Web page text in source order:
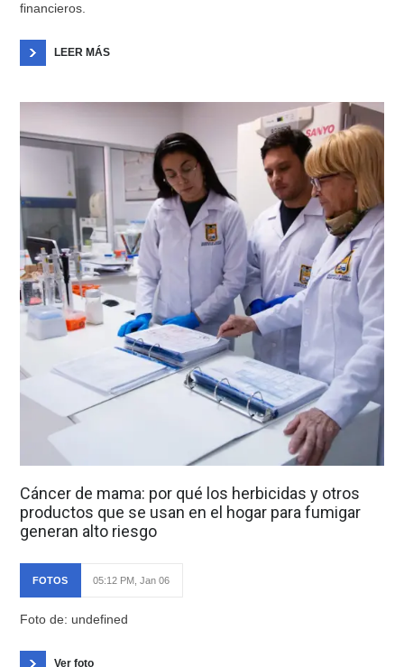
financieros.
LEER MÁS
Cáncer de mama: por qué los herbicidas y otros
productos que se usan en el hogar para fumigar
generan alto riesgo
FOTOS 05:12 PM, Jan 06
Foto de: undefined
Ver foto